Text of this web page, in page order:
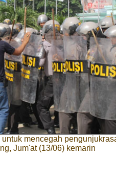
mencegah
Jum'at (13/06) kemarin